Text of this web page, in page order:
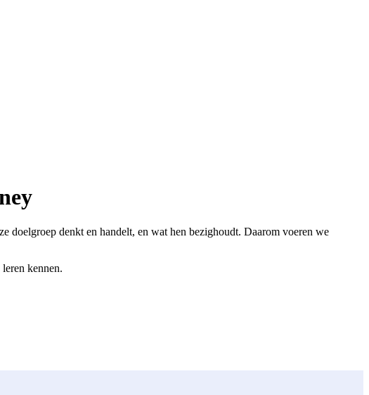
doelgroep denkt en handelt, en wat hen bezighoudt. Daarom voeren we
kennen.